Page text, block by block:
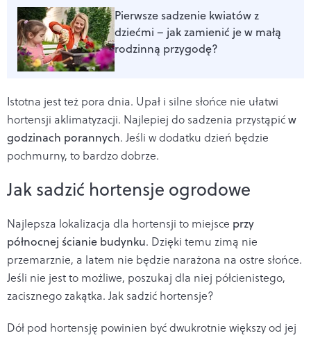
Pierwsze sadzenie kwiatów z
dziećmi – jak zamienić je w małą
rodzinną przygodę?
Istotna jest też pora dnia. Upał i silne słońce nie ułatwi
hortensji aklimatyzacji. Najlepiej do sadzenia przystąpićw
godzinach porannych. Jeśli w dodatku dzień będzie
pochmurny, to bardzo dobrze.
Jak sadzić hortensje ogrodowe
Najlepsza lokalizacja dla hortensji to miejsce przy
północnej ścianie budynku. Dzięki temu zimą nie
przemarznie, a latem nie będzie narażona na ostre słońce.
Jeśli nie jest to możliwe, poszukaj dla niej półcienistego,
zacisznego zakątka. Jak sadzić hortensje?
Dół pod hortensję powinien być dwukrotnie większy od jej